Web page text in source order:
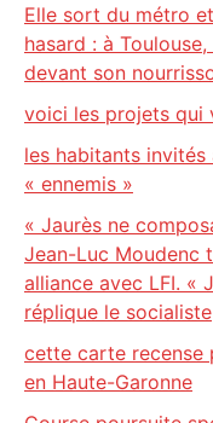
Elle sort du métro
hasard : à
devant son
voici les projets qui
les habitants
« ennemis »
« Jaurès ne
Jean-Luc Moudenc
alliance avec LFI. «
réplique le socialiste
cette carte recense
en Haute-Garonne